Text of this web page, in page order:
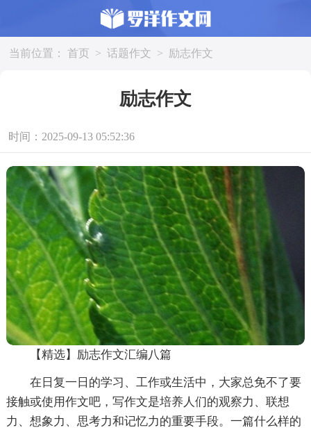
当前位置： 首页 > 话题作文 > 励志作文
励志作文
时间：2025-09-13 05:52:36
【精选】励志作文汇编八篇
在日复一日的学习、工作或生活中，大家总免不了要
接触或使用作文吧，写作文是培养人们的观察力、联想
力、想象力、思考力和记忆力的重要手段。一篇什么样的